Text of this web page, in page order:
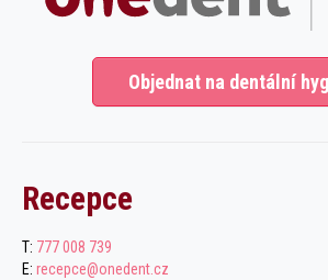
Objednat na dentální
Recepce
T: 777 008 739
E: recepce@onedent.cz